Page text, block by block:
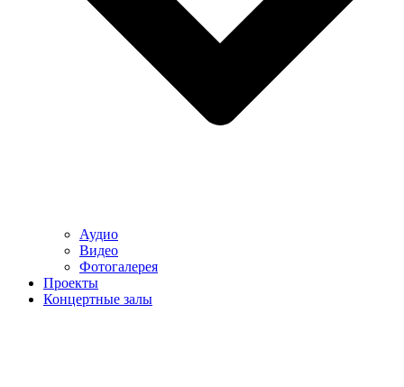
Аудио
Видео
Фотогалерея
Проекты
Концертные залы